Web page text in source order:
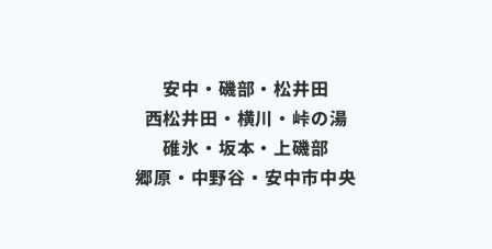
安中・磯部・松井田
西松井田・横川・峠の湯
碓氷・坂本・上磯部
郷原・中野谷・安中市中央